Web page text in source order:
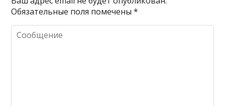
Обязательные поля помечены*